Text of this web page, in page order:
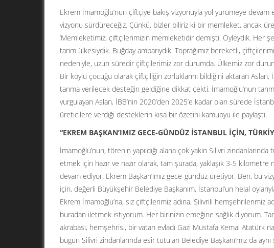
Ekrem İmamoğlu’nun çiftçiye bakış vizyonuyla yol yürümeye
vizyonu sürdüreceğiz. Çünkü, bizler biliriz ki bir memleket, ancak
‘Memleketimiz, çiftçilerimizin memleketidir demişti. Öyleydik. Her
tarım ülkesiydik. Buğday ambarıydık. Toprağımız bereketli,
nedeniyle, uzun süredir çiftçilerimiz zor durumda. Ülkemiz zor
Bir köylü çocuğu olarak çiftçiliğin zorluklarını bildiğini aktaran
tarıma verilecek desteğin geldiğine dikkat çekti. İmamoğlu’nun
vurgulayan Aslan, İBB’nin 2020’den 2025’e kadar olan sürede
üreticilere verdiği desteklerin kısa bir özetini kamuoyu ile paylaştı.
“EKREM BAŞKAN’IMIZ GECE-GÜNDÜZ İSTANBUL İÇİN,
İmamoğlu’nun, törenin yapıldığı alana çok yakın Silivri
etmek için hazır ve nazır olarak, tam şurada, yaklaşık 3-5
devam ediyor. Ekrem Başkan’ımız gece-gündüz üretiyor. Ben, bu
için, değerli Büyükşehir Belediye Başkanım, İstanbul’un helal
Ekrem İmamoğlu’na, siz çiftçilerimiz adına, Silivrili hemşehrilerimiz
buradan iletmek istiyorum. Her birinizin emeğine sağlık diyorum.
akrabası, hemşehrisi, bir vatan evladı Gazi Mustafa Kemal Atatürk
bugün Silivri zindanlarında esir tutulan Belediye Başkanı’mız da